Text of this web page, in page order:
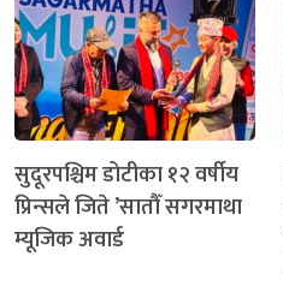
सुदूरपश्चिम डोटीका १२ वर्षीय
प्रिन्सले जिते ’सातौँ सगरमाथा
म्यूजिक अवार्ड